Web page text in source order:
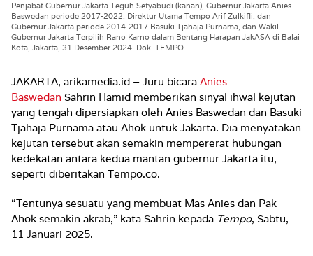
Penjabat Gubernur Jakarta Teguh Setyabudi (kanan), Gubernur Jakarta Anies
Baswedan periode 2017-2022, Direktur Utama Tempo Arif Zulkifli, dan
Gubernur Jakarta periode 2014-2017 Basuki Tjahaja Purnama, dan Wakil
Gubernur Jakarta Terpilih Rano Karno dalam Bentang Harapan JakASA di Balai
Kota, Jakarta, 31 Desember 2024. Dok. TEMPO
JAKARTA, arikamedia.id – Juru bicara Anies
Baswedan Sahrin Hamid memberikan sinyal ihwal kejutan
yang tengah dipersiapkan oleh Anies Baswedan dan Basuki
Tjahaja Purnama atau Ahok untuk Jakarta. Dia menyatakan
kejutan tersebut akan semakin mempererat hubungan
kedekatan antara kedua mantan gubernur Jakarta itu,
seperti diberitakan Tempo.co.
“Tentunya sesuatu yang membuat Mas Anies dan Pak
Ahok semakin akrab,” kata Sahrin kepada Tempo, Sabtu,
11 Januari 2025.